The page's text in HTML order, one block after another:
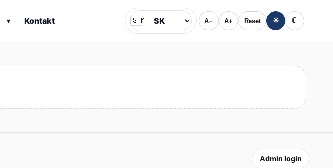
▾ Kontakt Jazyk
🇸🇰 A− A+ Reset ☀ ☾
Admin login